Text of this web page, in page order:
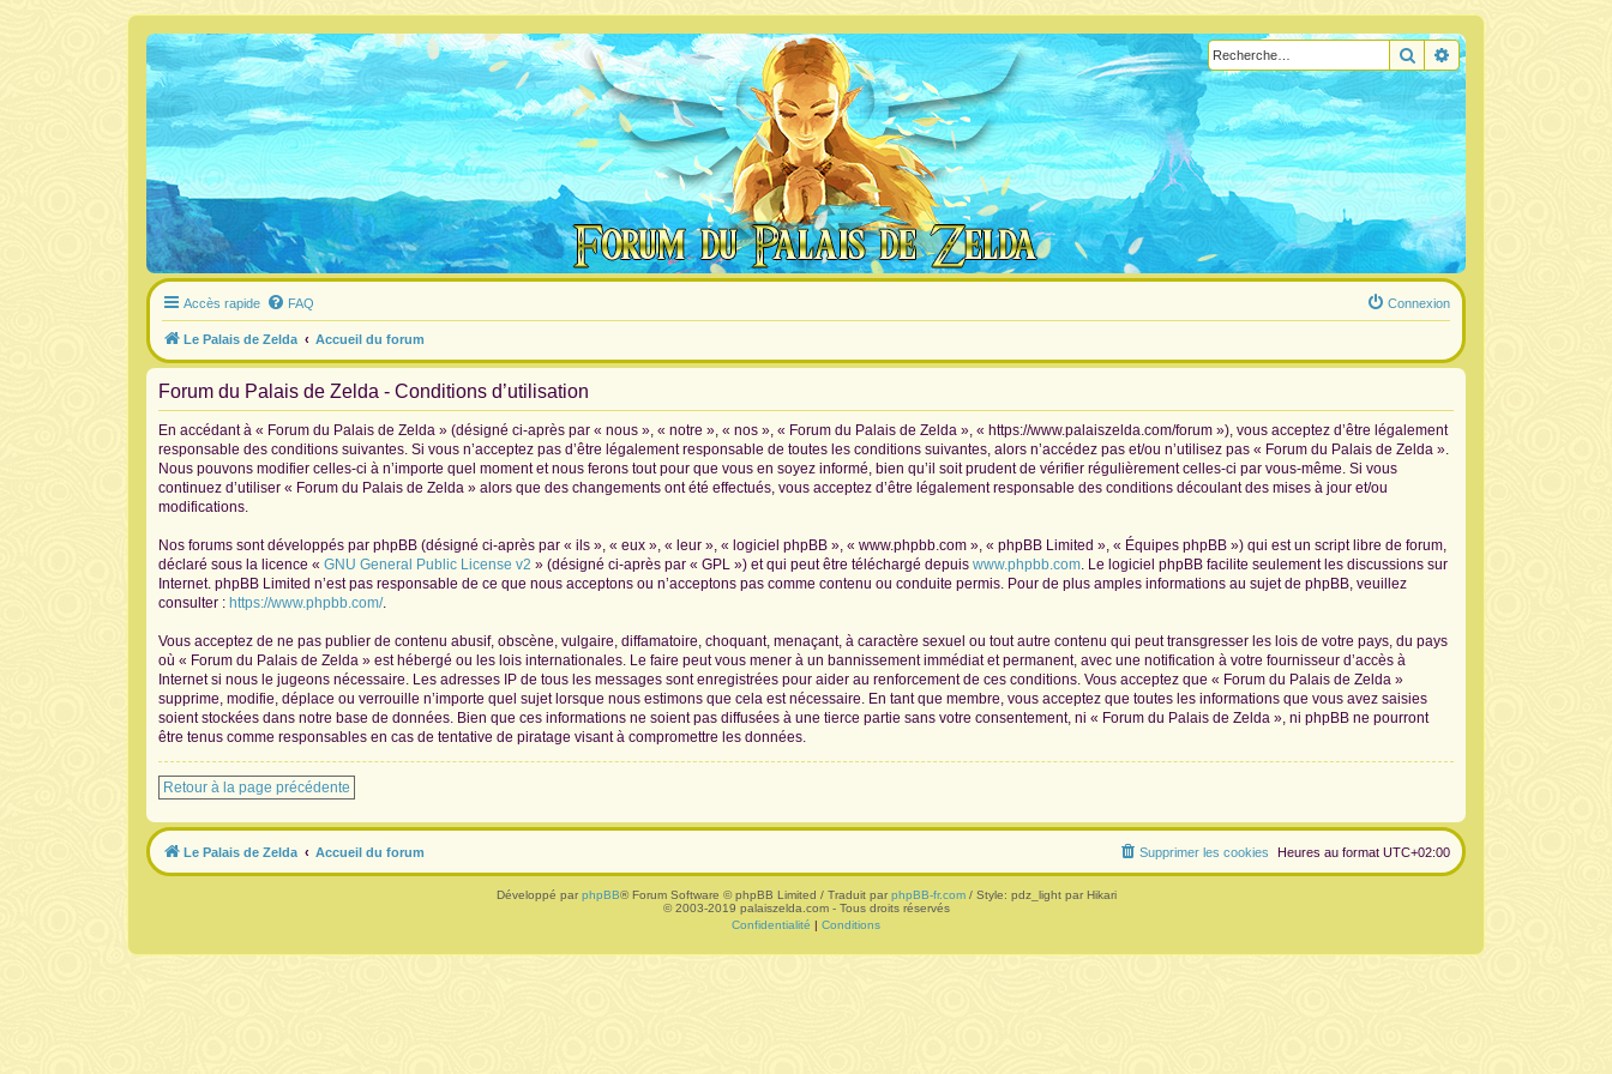
RechercherRecherche avancée
Accès rapide FAQ Connexion
Le Palais de Zelda Accueil du forum
Forum du Palais de Zelda - Conditions d’utilisation
En accédant à « Forum du Palais de Zelda » (désigné ci-après par « nous », « notre », « nos », « Forum du Palais de Zelda », « https://www.palaiszelda.com/forum »), vous acceptez d’être légalement
responsable des conditions suivantes. Si vous n’acceptez pas d’être légalement responsable de toutes les conditions suivantes, alors n’accédez pas et/ou n’utilisez pas « Forum du Palais de Zelda ».
Nous pouvons modifier celles-ci à n’importe quel moment et nous ferons tout pour que vous en soyez informé, bien qu’il soit prudent de vérifier régulièrement celles-ci par vous-même. Si vous
continuez d’utiliser « Forum du Palais de Zelda » alors que des changements ont été effectués, vous acceptez d’être légalement responsable des conditions découlant des mises à jour et/ou
modifications.
Nos forums sont développés par phpBB (désigné ci-après par « ils », « eux », « leur », « logiciel phpBB », « www.phpbb.com », « phpBB Limited », « Équipes phpBB ») qui est un script libre de forum,
déclaré sous la licence « GNU General Public License v2 » (désigné ci-après par « GPL ») et qui peut être téléchargé depuis www.phpbb.com. Le logiciel phpBB facilite seulement les discussions sur
Internet. phpBB Limited n’est pas responsable de ce que nous acceptons ou n’acceptons pas comme contenu ou conduite permis. Pour de plus amples informations au sujet de phpBB, veuillez
consulter : https://www.phpbb.com/.
Vous acceptez de ne pas publier de contenu abusif, obscène, vulgaire, diffamatoire, choquant, menaçant, à caractère sexuel ou tout autre contenu qui peut transgresser les lois de votre pays, du pays
où « Forum du Palais de Zelda » est hébergé ou les lois internationales. Le faire peut vous mener à un bannissement immédiat et permanent, avec une notification à votre fournisseur d’accès à
Internet si nous le jugeons nécessaire. Les adresses IP de tous les messages sont enregistrées pour aider au renforcement de ces conditions. Vous acceptez que « Forum du Palais de Zelda »
supprime, modifie, déplace ou verrouille n’importe quel sujet lorsque nous estimons que cela est nécessaire. En tant que membre, vous acceptez que toutes les informations que vous avez saisies
soient stockées dans notre base de données. Bien que ces informations ne soient pas diffusées à une tierce partie sans votre consentement, ni « Forum du Palais de Zelda », ni phpBB ne pourront
être tenus comme responsables en cas de tentative de piratage visant à compromettre les données.
Retour à la page précédente
Le Palais de Zelda Accueil du forum Heures au format UTC+02:00
Supprimer les cookies
Développé par phpBB® Forum Software © phpBB Limited / Traduit par phpBB-fr.com/ Style: pdz_light par Hikari
© 2003-2019 palaiszelda.com - Tous droits réservés
Confidentialité | Conditions